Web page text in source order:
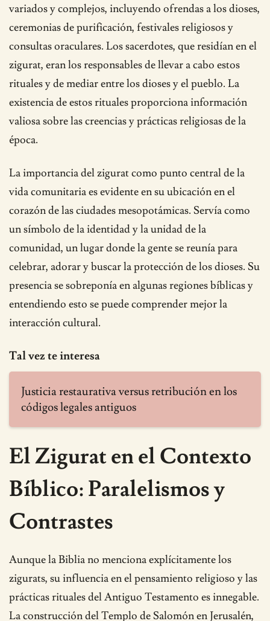
variados y complejos, incluyendo ofrendas a los dioses,
ceremonias de purificación, festivales religiosos y
consultas oraculares. Los sacerdotes, que residían en el
zigurat, eran los responsables de llevar a cabo estos
rituales y de mediar entre los dioses y el pueblo. La
existencia de estos rituales proporciona información
valiosa sobre las creencias y prácticas religiosas de la
época.
La importancia del zigurat como punto central de la
vida comunitaria es evidente en su ubicación en el
corazón de las ciudades mesopotámicas. Servía como
un símbolo de la identidad y la unidad de la
comunidad, un lugar donde la gente se reunía para
celebrar, adorar y buscar la protección de los dioses. Su
presencia se sobreponía en algunas regiones bíblicas y
entendiendo esto se puede comprender mejor la
interacción cultural.
Tal vez te interesa
Justicia restaurativa versus retribución en los
códigos legales antiguos
El Zigurat en el Contexto
Bíblico: Paralelismos y
Contrastes
Aunque la Biblia no menciona explícitamente los
zigurats, su influencia en el pensamiento religioso y las
prácticas rituales del Antiguo Testamento es innegable.
La construcción del Templo de Salomón en Jerusalén,